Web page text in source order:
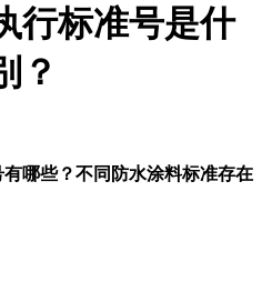
行标准号是什
？
哪些？不同防水涂料标准存在